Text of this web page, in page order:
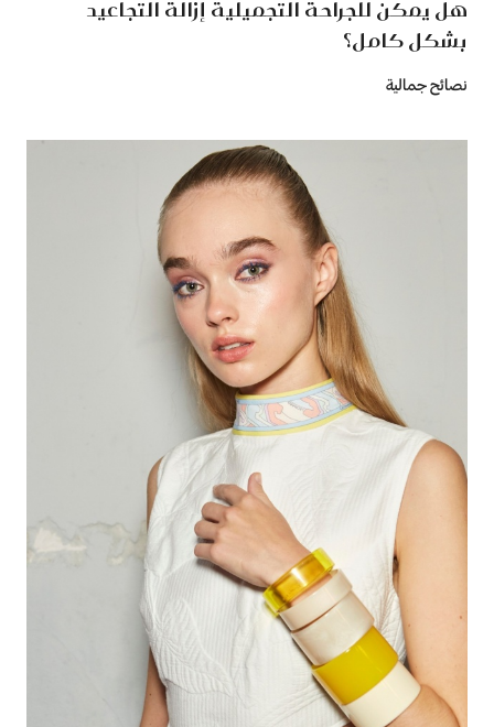
هل يمكن للجراحة التجميلية إزالة التجاعيد
بشكل كامل؟
نصائح جمالية